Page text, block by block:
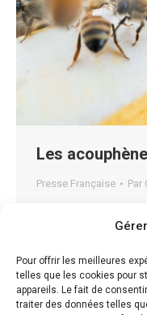
Pour offrir les meilleures
telles que les cookies pour
appareils. Le fait de
traiter des données telles
Les
Presse Française Par
comme la
acoustiques
différence entre les
objectifs.